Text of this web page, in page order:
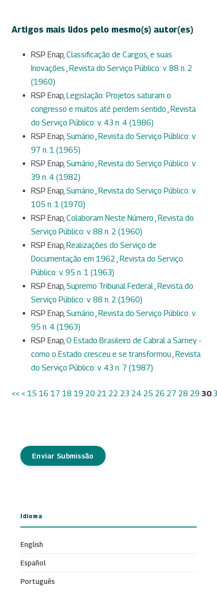
Artigos mais lidos pelo mesmo(s) autor(es)
RSP Enap, Classificação de Cargos, e suas
Inovações Revista do Serviço Público: v. 88 n. 2
(1960)
RSP Enap, Legislação: Projetos saturam o
congresso e muitos até perdem sentido Revista
do Serviço Público: v. 43 n. 4 (1986)
RSP Enap, Sumário Revista do Serviço Público: v.
97 n. 1 (1965)
RSP Enap, Sumário Revista do Serviço Público: v.
39 n. 4 (1982)
RSP Enap, Sumário Revista do Serviço Público: v.
105 n. 1 (1970)
RSP Enap, Colaboram Neste Número Revista do
Serviço Público: v. 88 n. 2 (1960)
RSP Enap, Realizações do Serviço de
Documentação em 1962 Revista do Serviço
Público: v. 95 n. 1 (1963)
RSP Enap, Supremo Tribunal Federal Revista do
Serviço Público: v. 88 n. 2 (1960)
RSP Enap, Sumário Revista do Serviço Público: v.
95 n. 4 (1963)
RSP Enap, O Estado Brasileiro de Cabral a Sarney -
como o Estado cresceu e se transformou Revista
do Serviço Público: v. 43 n. 7 (1987)
<< < 15 16 17 18 19 20 21 22 23 24 25 26 27 28 29 30
Enviar Submissão
Idioma
English
Español
Português